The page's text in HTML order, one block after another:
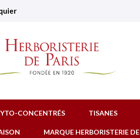
CONCENTRÉS TISANES
MARQUE HERBORISTERIE